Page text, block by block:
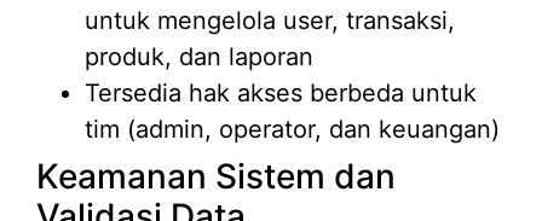
untuk mengelola user, transaksi,
produk, dan laporan
Tersedia hak akses berbeda untuk
tim (admin, operator, dan keuangan)
Keamanan Sistem dan